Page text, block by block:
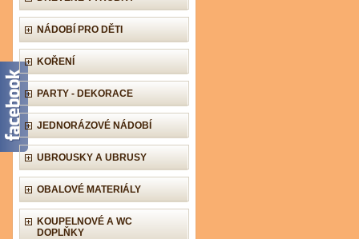
NÁDOBÍ PRO DĚTI
KOŘENÍ
PARTY - DEKORACE
JEDNORÁZOVÉ NÁDOBÍ
UBROUSKY A UBRUSY
OBALOVÉ MATERIÁLY
KOUPELNOVÉ A WC
DOPLŇKY